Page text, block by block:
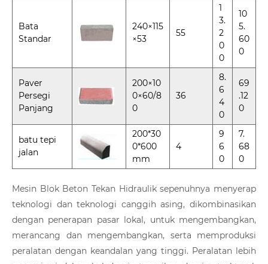
Bata
Standar
240×115
×53
55
1
3.
2
0
0
10
5.
60
0
Paver
Persegi
Panjang
200×10
0×60/8
0
36
8.
6
4
0
69
.12
0
batu tepi
jalan
200*30
0*600
mm
4
9
6
0
7.
68
0
Mesin Blok Beton Tekan Hidraulik sepenuhnya menyerap
teknologi dan teknologi canggih asing, dikombinasikan
dengan penerapan pasar lokal, untuk mengembangkan,
merancang dan mengembangkan, serta memproduksi
peralatan dengan keandalan yang tinggi. Peralatan lebih